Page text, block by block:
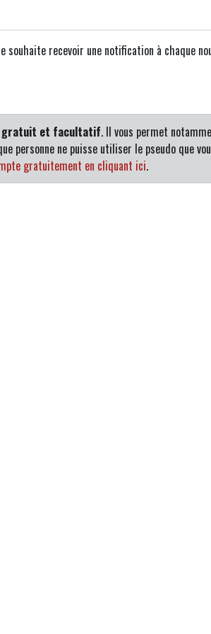
souhaite recevoir une notification à chaque
gratuit et facultatif. Il vous permet
personne ne puisse utiliser le pseudo que
gratuitement en cliquant ici.